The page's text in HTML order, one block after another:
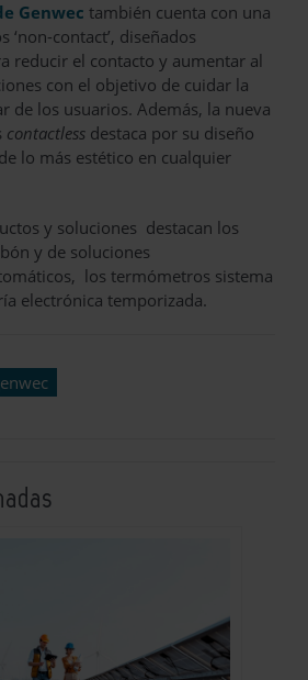
Genwec también cuenta con una
‘non-contact’, diseñados
reducir el contacto y aumentar al
con el objetivo de cuidar la
de los usuarios. Además, la nueva
contactless destaca por su diseño
lo más estético en cualquier
y soluciones destacan los
y de soluciones
los termómetros sistema
electrónica temporizada.